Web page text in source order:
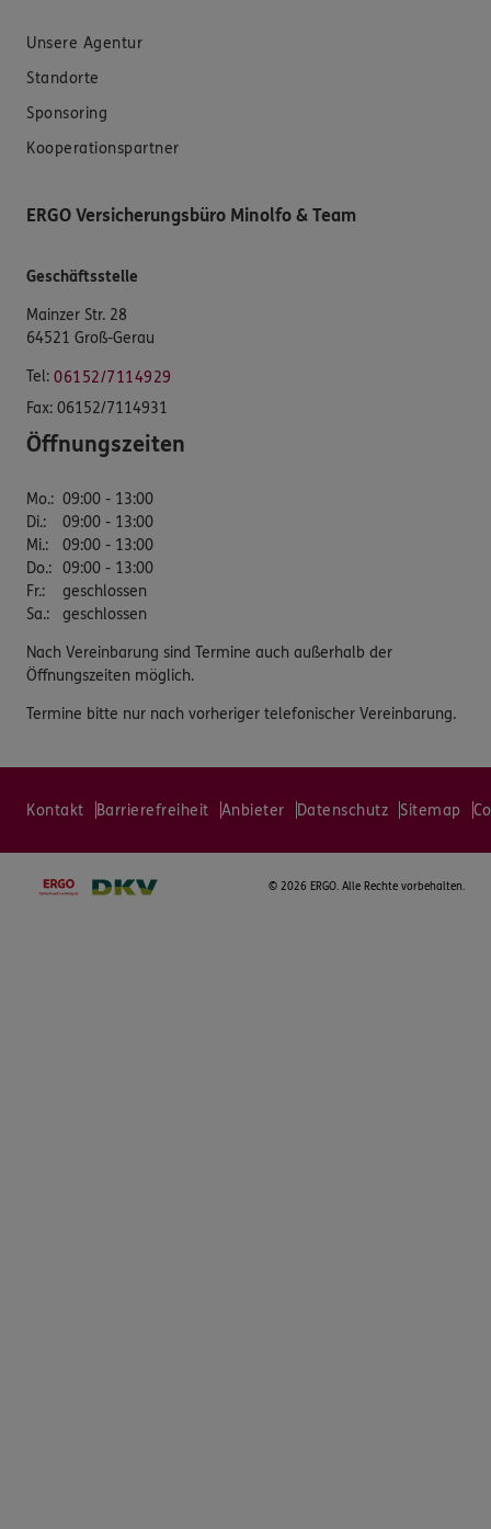
Unsere Agentur
Standorte
Sponsoring
Kooperationspartner
ERGO Versicherungsbüro Minolfo & Team
Geschäftsstelle
Mainzer Str. 28
64521 Groß-Gerau
Tel: 06152/7114929
Fax: 06152/7114931
Öffnungszeiten
Mo.: 09:00 - 13:00
Di.:
09:00 - 13:00
Mi.:
09:00 - 13:00
Do.: 09:00 - 13:00
Fr.:
geschlossen
Sa.: geschlossen
Nach Vereinbarung sind Termine auch außerhalb der
Öffnungszeiten möglich.
Termine bitte nur nach vorheriger telefonischer Vereinbarung.
Kontakt Barrierefreiheit Anbieter Datenschutz Sitemap
© 2026 ERGO. Alle Rechte vorbehalten.